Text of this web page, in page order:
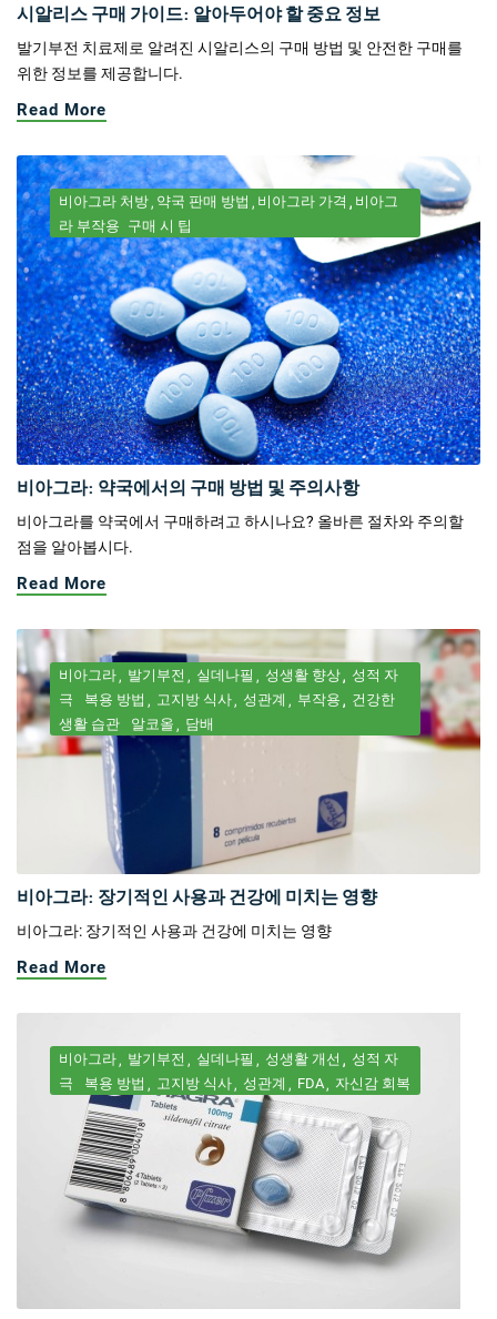
시알리스 구매 가이드: 알아두어야 할 중요 정보
발기부전 치료제로 알려진 시알리스의 구매 방법 및 안전한 구매를
위한 정보를 제공합니다.
Read More
비아그라 처방 약국 판매 방법 비아그라 가격
비아그
라 부작용 구매 시 팁
비아그라: 약국에서의 구매 방법 및 주의사항
비아그라를 약국에서 구매하려고 하시나요? 올바른 절차와 주의할
점을 알아봅시다.
Read More
비아그라 발기부전 실데나필 성생활 향상
성적 자
극
복용 방법 고지방 식사 성관계 부작용
건강한
생활 습관
알코올 담배
비아그라: 장기적인 사용과 건강에 미치는 영향
비아그라: 장기적인 사용과 건강에 미치는 영향
Read More
비아그라 발기부전 실데나필 성생활 개선
성적 자
극
복용 방법 고지방 식사 성관계 FDA 자신감 회복